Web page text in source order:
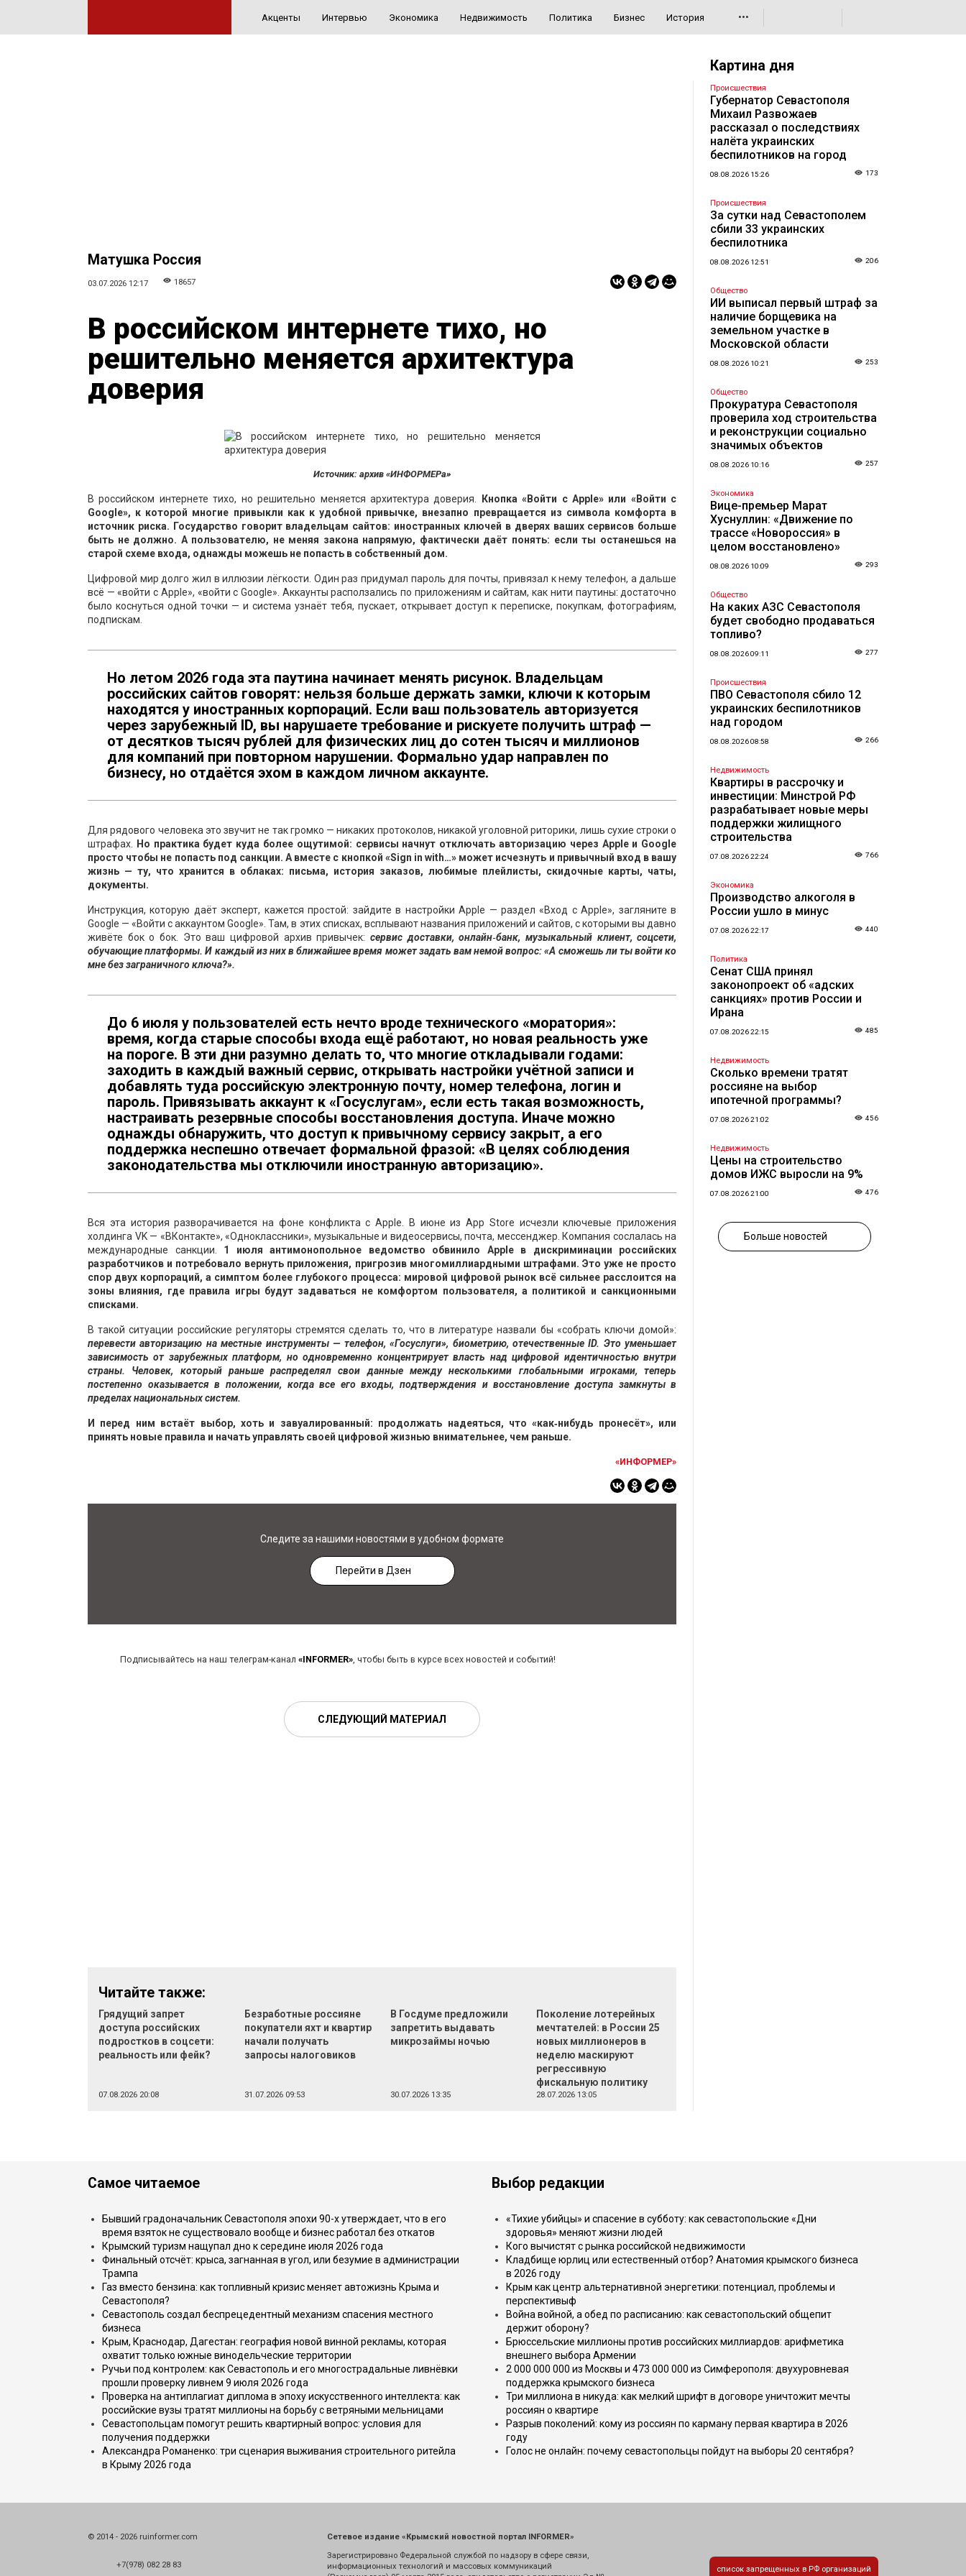
Акценты Интервью Экономика Недвижимость Политика Бизнес История •••
Матушка Россия
03.07.2026 12:17 18657
В российском интернете тихо, но
решительно меняется архитектура
доверия
Источник: архив «ИНФОРМЕРа»
В российском интернете тихо, но решительно меняется архитектура доверия.
Кнопка «Войти с Apple» или «Войти с
Google», к которой многие привыкли как к удобной привычке, внезапно превращается из символа комфорта в
источник риска. Государство говорит владельцам сайтов: иностранных ключей в дверях ваших сервисов больше
быть не должно. А пользователю, не меняя закона напрямую, фактически даёт понять: если ты останешься на
старой схеме входа, однажды можешь не попасть в собственный дом.
Цифровой мир долго жил в иллюзии лёгкости. Один раз придумал пароль для почты, привязал к нему телефон, а дальше
всё — «войти с Apple», «войти с Google». Аккаунты расползались по приложениям и сайтам, как нити паутины: достаточно
было коснуться одной точки — и система узнаёт тебя, пускает, открывает доступ к переписке, покупкам, фотографиям,
подпискам.
Но летом 2026 года эта паутина начинает менять рисунок. Владельцам
российских сайтов говорят: нельзя больше держать замки, ключи к которым
находятся у иностранных корпораций. Если ваш пользователь авторизуется
через зарубежный ID, вы нарушаете требование и рискуете получить штраф —
от десятков тысяч рублей для физических лиц до сотен тысяч и миллионов
для компаний при повторном нарушении. Формально удар направлен по
бизнесу, но отдаётся эхом в каждом личном аккаунте.
Для рядового человека это звучит не так громко — никаких протоколов, никакой уголовной риторики, лишь сухие строки о
штрафах.
Но практика будет куда более ощутимой: сервисы начнут отключать авторизацию через Apple и Google
просто чтобы не попасть под санкции. А вместе с кнопкой «Sign in with…» может исчезнуть и привычный вход в вашу
жизнь — ту, что хранится в облаках: письма, история заказов, любимые плейлисты, скидочные карты, чаты,
документы.
Инструкция, которую даёт эксперт, кажется простой: зайдите в настройки Apple — раздел «Вход с Apple», загляните в
Google — «Войти с аккаунтом Google». Там, в этих списках, всплывают названия приложений и сайтов, с которыми вы давно
живёте бок о бок. Это ваш цифровой архив привычек: сервис доставки, онлайн‑банк, музыкальный клиент, соцсети,
обучающие платформы. И каждый из них в ближайшее время может задать вам немой вопрос: «А сможешь ли ты войти ко
мне без заграничного ключа?».
До 6 июля у пользователей есть нечто вроде технического «моратория»:
время, когда старые способы входа ещё работают, но новая реальность уже
на пороге. В эти дни разумно делать то, что многие откладывали годами:
заходить в каждый важный сервис, открывать настройки учётной записи и
добавлять туда российскую электронную почту, номер телефона, логин и
пароль. Привязывать аккаунт к «Госуслугам», если есть такая возможность,
настраивать резервные способы восстановления доступа. Иначе можно
однажды обнаружить, что доступ к привычному сервису закрыт, а его
поддержка неспешно отвечает формальной фразой: «В целях соблюдения
законодательства мы отключили иностранную авторизацию».
Вся эта история разворачивается на фоне конфликта с Apple. В июне из App Store исчезли ключевые приложения
холдинга VK — «ВКонтакте», «Одноклассники», музыкальные и видеосервисы, почта, мессенджер. Компания сослалась на
международные санкции. 1 июля антимонопольное ведомство обвинило Apple в дискриминации российских
разработчиков и потребовало вернуть приложения, пригрозив многомиллиардными штрафами. Это уже не просто
спор двух корпораций, а симптом более глубокого процесса: мировой цифровой рынок всё сильнее расслоится на
зоны влияния, где правила игры будут задаваться не комфортом пользователя, а политикой и санкционными
списками.
В такой ситуации российские регуляторы стремятся сделать то, что в литературе назвали бы «собрать ключи домой»:
перевести авторизацию на местные инструменты — телефон, «Госуслуги», биометрию, отечественные ID. Это уменьшает
зависимость от зарубежных платформ, но одновременно концентрирует власть над цифровой идентичностью внутри
страны. Человек, который раньше распределял свои данные между несколькими глобальными игроками, теперь
постепенно оказывается в положении, когда все его входы, подтверждения и восстановление доступа замкнуты в
пределах национальных систем.
И перед ним встаёт выбор, хоть и завуалированный: продолжать надеяться, что «как‑нибудь пронесёт», или
принять новые правила и начать управлять своей цифровой жизнью внимательнее, чем раньше.
«ИНФОРМЕР»
Следите за нашими новостями в удобном формате
Перейти в Дзен
Подписывайтесь на наш телеграм-канал «INFORMER», чтобы быть в курсе всех новостей и событий!
СЛЕДУЮЩИЙ МАТЕРИАЛ
Читайте также:
Грядущий запрет
доступа российских
подростков в соцсети:
реальность или фейк?
07.08.2026 20:08
Безработные россияне
покупатели яхт и квартир
начали получать
запросы налоговиков
31.07.2026 09:53
В Госдуме предложили
запретить выдавать
микрозаймы ночью
30.07.2026 13:35
Поколение лотерейных
мечтателей: в России 25
новых миллионеров в
неделю маскируют
регрессивную
фискальную политику
28.07.2026 13:05
Картина дня
Происшествия
Губернатор Севастополя
Михаил Развожаев
рассказал о последствиях
налёта украинских
беспилотников на город
08.08.2026 15:26 173
Происшествия
За сутки над Севастополем
сбили 33 украинских
беспилотника
08.08.2026 12:51 206
Общество
ИИ выписал первый штраф за
наличие борщевика на
земельном участке в
Московской области
08.08.2026 10:21 253
Общество
Прокуратура Севастополя
проверила ход строительства
и реконструкции социально
значимых объектов
08.08.2026 10:16 257
Экономика
Вице-премьер Марат
Хуснуллин: «Движение по
трассе «Новороссия» в
целом восстановлено»
08.08.2026 10:09 293
Общество
На каких АЗС Севастополя
будет свободно продаваться
топливо?
08.08.2026 09:11 277
Происшествия
ПВО Севастополя сбило 12
украинских беспилотников
над городом
08.08.2026 08:58 266
Недвижимость
Квартиры в рассрочку и
инвестиции: Минстрой РФ
разрабатывает новые меры
поддержки жилищного
строительства
07.08.2026 22:24 766
Экономика
Производство алкоголя в
России ушло в минус
07.08.2026 22:17 440
Политика
Сенат США принял
законопроект об «адских
санкциях» против России и
Ирана
07.08.2026 22:15 485
Недвижимость
Сколько времени тратят
россияне на выбор
ипотечной программы?
07.08.2026 21:02 456
Недвижимость
Цены на строительство
домов ИЖС выросли на 9%
07.08.2026 21:00 476
Больше новостей
Самое читаемое
Бывший градоначальник Севастополя эпохи 90-х утверждает, что в его
время взяток не существовало вообще и бизнес работал без откатов
Крымский туризм нащупал дно к середине июля 2026 года
Финальный отсчёт: крыса, загнанная в угол, или безумие в администрации
Трампа
Газ вместо бензина: как топливный кризис меняет автожизнь Крыма и
Севастополя?
Севастополь создал беспрецедентный механизм спасения местного
бизнеса
Крым, Краснодар, Дагестан: география новой винной рекламы, которая
охватит только южные винодельческие территории
Ручьи под контролем: как Севастополь и его многострадальные ливнёвки
прошли проверку ливнем 9 июля 2026 года
Проверка на антиплагиат диплома в эпоху искусственного интеллекта: как
российские вузы тратят миллионы на борьбу с ветряными мельницами
Севастопольцам помогут решить квартирный вопрос: условия для
получения поддержки
Александра Романенко: три сценария выживания строительного ритейла
в Крыму 2026 года
Выбор редакции
«Тихие убийцы» и спасение в субботу: как севастопольские «Дни
здоровья» меняют жизни людей
Кого вычистят с рынка российской недвижимости
Кладбище юрлиц или естественный отбор? Анатомия крымского бизнеса
в 2026 году
Крым как центр альтернативной энергетики: потенциал, проблемы и
перспективыф
Война войной, а обед по расписанию: как севастопольский общепит
держит оборону?
Брюссельские миллионы против российских миллиардов: арифметика
внешнего выбора Армении
2 000 000 000 из Москвы и 473 000 000 из Симферополя: двухуровневая
поддержка крымского бизнеса
Три миллиона в никуда: как мелкий шрифт в договоре уничтожит мечты
россиян о квартире
Разрыв поколений: кому из россиян по карману первая квартира в 2026
году
Голос не онлайн: почему севастопольцы пойдут на выборы 20 сентября?
© 2014 - 2026 ruinformer.com
+7(978) 082 28 83
Сетевое издание «Крымский новостной портал INFORMER»
Зарегистрировано Федеральной службой по надзору в сфере связи,
информационных технологий и массовых коммуникаций
список запрещенных в РФ организаций